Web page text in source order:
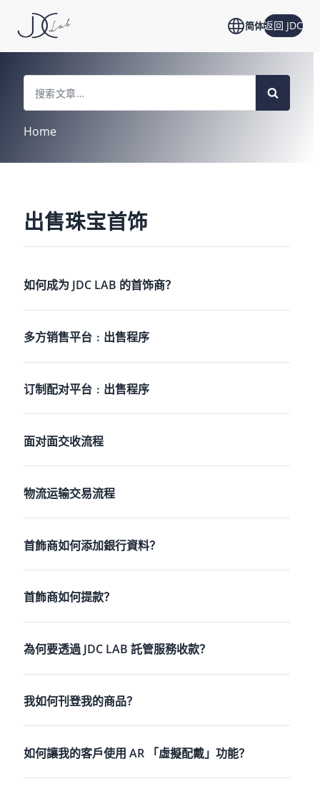
返回 JDC
简体
For
Home
出售珠宝首饰
如何成为 JDC LAB 的首饰商？
多方销售平台﹕出售程序
订制配对平台﹕出售程序
面对面交收流程
物流运输交易流程
首飾商如何添加銀行資料？
首飾商如何提款？
為何要透過 JDC LAB 託管服務收款？
我如何刊登我的商品？
如何讓我的客戶使用 AR 「虛擬配戴」功能？